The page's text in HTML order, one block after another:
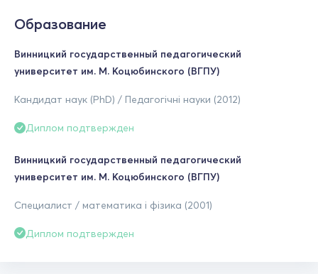
Образование
Винницкий государственный педагогический
университет им. М. Коцюбинского (ВГПУ)
Кандидат наук (PhD) / Педагогічні науки (2012)
Диплом подтвержден
Винницкий государственный педагогический
университет им. М. Коцюбинского (ВГПУ)
Специалист / математика і фізика (2001)
Диплом подтвержден